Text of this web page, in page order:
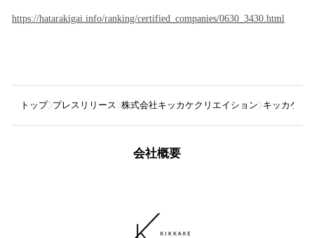
https://hatarakigai.info/ranking/certified_companies/0630_3430.html
トップ プレスリリース 株式会社キッカケクリエイション キッカケク
会社概要